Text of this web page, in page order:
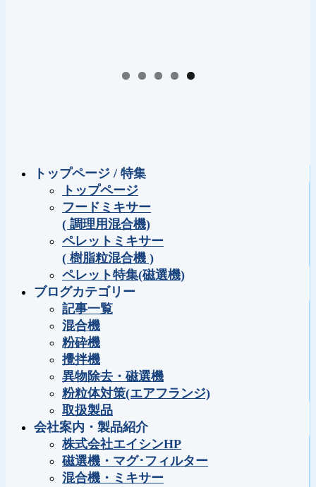
トップページ / 特集
トップページ
フードミキサー
( 調理用混合機)
ペレットミキサー
( 樹脂粒混合機 )
ペレット特集(磁選機)
ブログカテゴリー
記事一覧
混合機
粉砕機
攪拌機
異物除去・磁選機
粉粒体対策(エアフランジ)
取扱製品
会社案内・製品紹介
株式会社エイシンHP
磁選機・マグ･フィルター
混合機・ミキサー